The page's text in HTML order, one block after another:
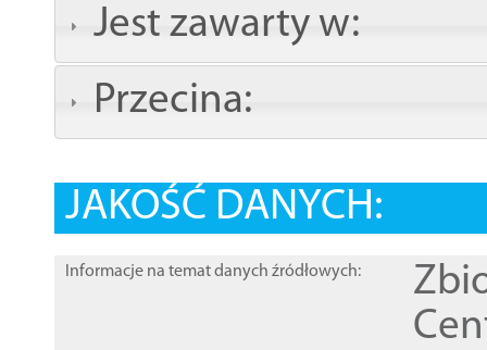
Jest zawarty w:
Przecina:
JAKOŚĆ DANYCH:
Informacje na temat danych źródłowych: